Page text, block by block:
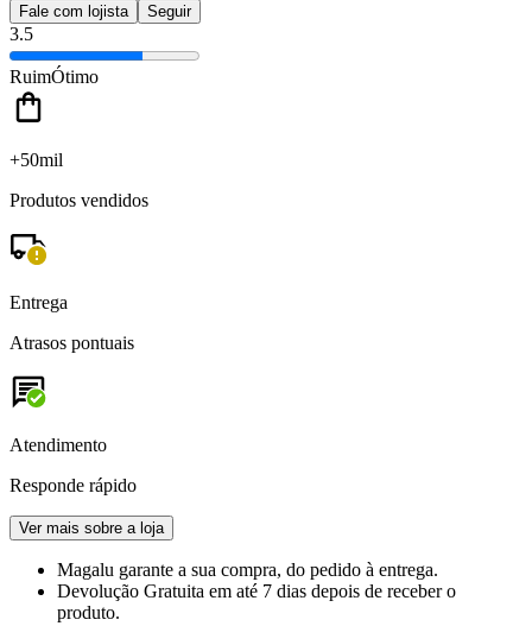
Fale com lojista Seguir
3.5
RuimÓtimo
+50mil
Produtos vendidos
Entrega
Atrasos pontuais
Atendimento
Responde rápido
Ver mais sobre a loja
Magalu garante a sua compra, do pedido à entrega.
Devolução Gratuita em até 7 dias depois de receber o
produto.